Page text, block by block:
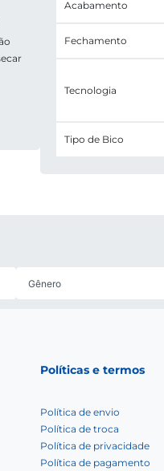
Acabamento
Fechamento
Tecnologia
Tipo de Bico
Políticas e termos
Política de envio
Política de troca
Política de privacidade
Política de pagamento